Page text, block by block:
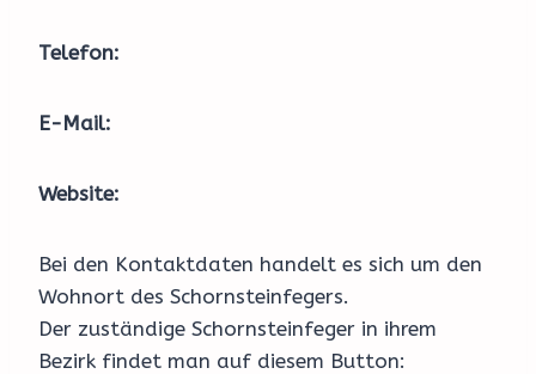
Telefon:
E-Mail:
Website:
Bei den Kontaktdaten handelt es sich um den
Wohnort des Schornsteinfegers.
Der zuständige Schornsteinfeger in ihrem
Bezirk findet man auf diesem Button: